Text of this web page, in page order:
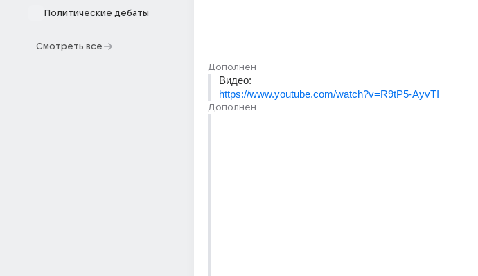
Политические дебаты
Смотреть все
Дополнен
Видео:
https://www.youtube.com/watch?v=R9tP5-AyvTI
Дополнен